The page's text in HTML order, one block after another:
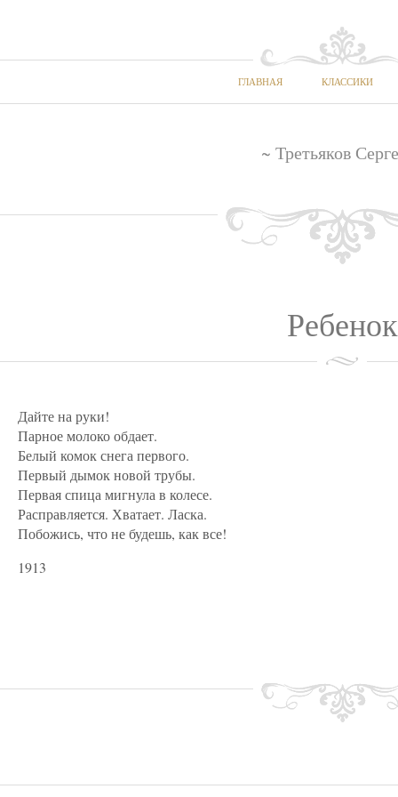
ГЛАВНАЯ КЛАССИКИ
~ Третьяков
Ребенок
Дайте на руки!
Парное молоко обдает.
Белый комок снега первого.
Первый дымок новой трубы.
Первая спица мигнула в колесе.
Расправляется. Хватает. Ласка.
Побожись, что не будешь, как все!
1913